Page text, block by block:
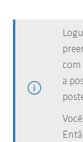
com
a